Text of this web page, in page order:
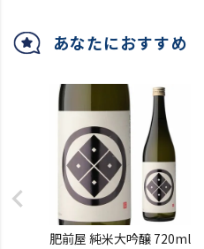
あなたにおすすめ
肥前屋 純米大吟醸 720ml